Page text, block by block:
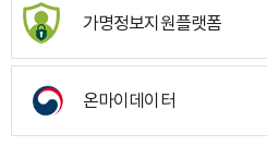
가명정보지원플랫폼
온마이데이터